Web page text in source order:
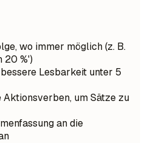
wo immer möglich (z. B.
20 %')
Lesbarkeit unter 5
um Sätze zu
an die